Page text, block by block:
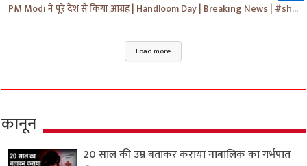
PM Modi ने पूरे देश से किया आग्रह | Handloom Day | Breaking News | #shorts #yt #news #ytnews
Load more
कानून
20 साल की उम्र बताकर कराया नाबालिक का गर्भपात